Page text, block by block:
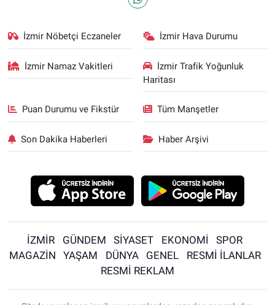
İzmir Nöbetçi Eczaneler İzmir Hava Durumu
İzmir Namaz Vakitleri
İzmir Trafik Yoğunluk
Haritası
Puan Durumu ve Fikstür Tüm Manşetler
Son Dakika Haberleri Haber Arşivi
İZMİR GÜNDEM SİYASET EKONOMİ
SPOR
MAGAZİN
YAŞAM DÜNYA GENEL
RESMİ İLANLAR
RESMİ REKLAM